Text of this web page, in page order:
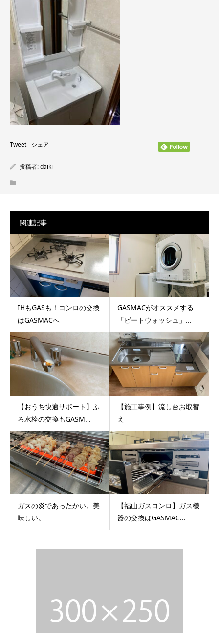
Tweet シェア
投稿者:daiki
関連記事
IHもGASも！コンロの交換
はGASMACへ
GASMACがオススメする
「ビートウォッシュ」...
【おうち快適サポート】ふ
ろ水栓の交換もGASM...
【施工事例】流し台お取替
え
ガスの炎であったかい。美
味しい。
【福山ガスコンロ】ガス機
器の交換はGASMAC...